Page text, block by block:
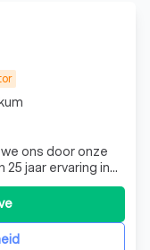
ons door onze
jaar ervaring in
scala aan
rechten te
hebben de